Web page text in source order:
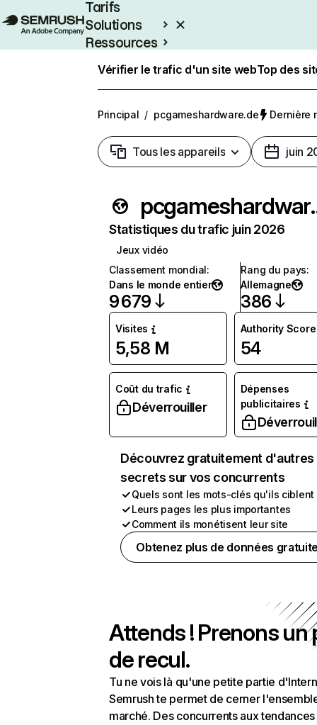
Tarifs
Solutions
Ressources
Vérifier le trafic d'un site webTop des
Principal / pcgameshardware.de Dernière
Tous les appareils juin
Statistiques du trafic juin 2026
Jeux vidéo
Classement mondial:
Dans le monde entier
9 679
Rang du pays:
Allemagne
386
Visites
5,58 M
Authority Score
54
Coût du trafic
Déverrouiller
Dépenses
publicitaires
Découvrez gratuitement d'autres
secrets sur vos concurrents
Quels sont les mots-clés qu'ils ciblent
Leurs pages les plus importantes
Comment ils monétisent leur site
Obtenez plus de données
Attends ! Prenons un
de recul.
Tu ne vois là qu'une petite partie
Semrush te permet de cerner
marché. Des concurrents aux